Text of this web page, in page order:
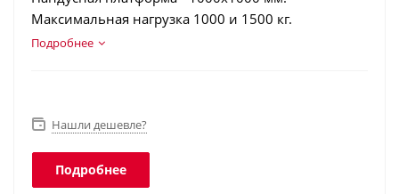
Максимальная нагрузка 1000 и 1500 кг.
Нержавеющая сталь. Аккумулятор. Регистрация
Подробнее
Нашли дешевле?
Подробнее